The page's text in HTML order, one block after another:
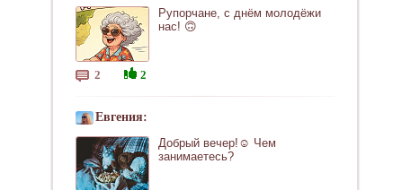
Рупорчане, с днём молодёжи
нас! 🙃
2 2
Евгения:
Добрый вечер!☺ Чем
занимаетесь?